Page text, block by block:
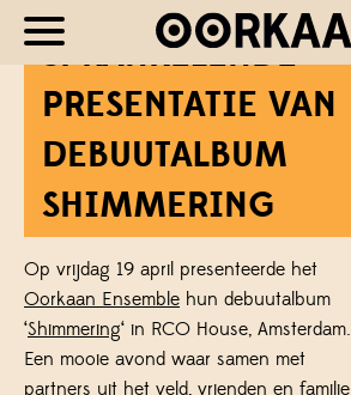
SPRANKELENDE
PRESENTATIE VAN
DEBUUTALBUM
SHIMMERING
Op vrijdag 19 april presenteerde het
Oorkaan Ensemble hun debuutalbum
‘Shimmering‘ in RCO House, Amsterdam.
Een mooie avond waar samen met
partners uit het veld, vrienden en familie